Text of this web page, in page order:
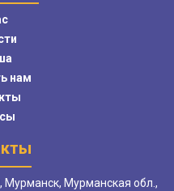
нам
Мурманск, Мурманская обл.,